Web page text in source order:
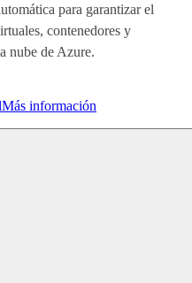
para garantizar el
contenedores y
nube de Azure.
Más información